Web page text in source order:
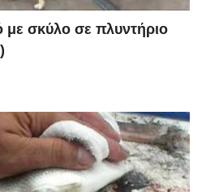
με σκύλο σε πλυντήριο